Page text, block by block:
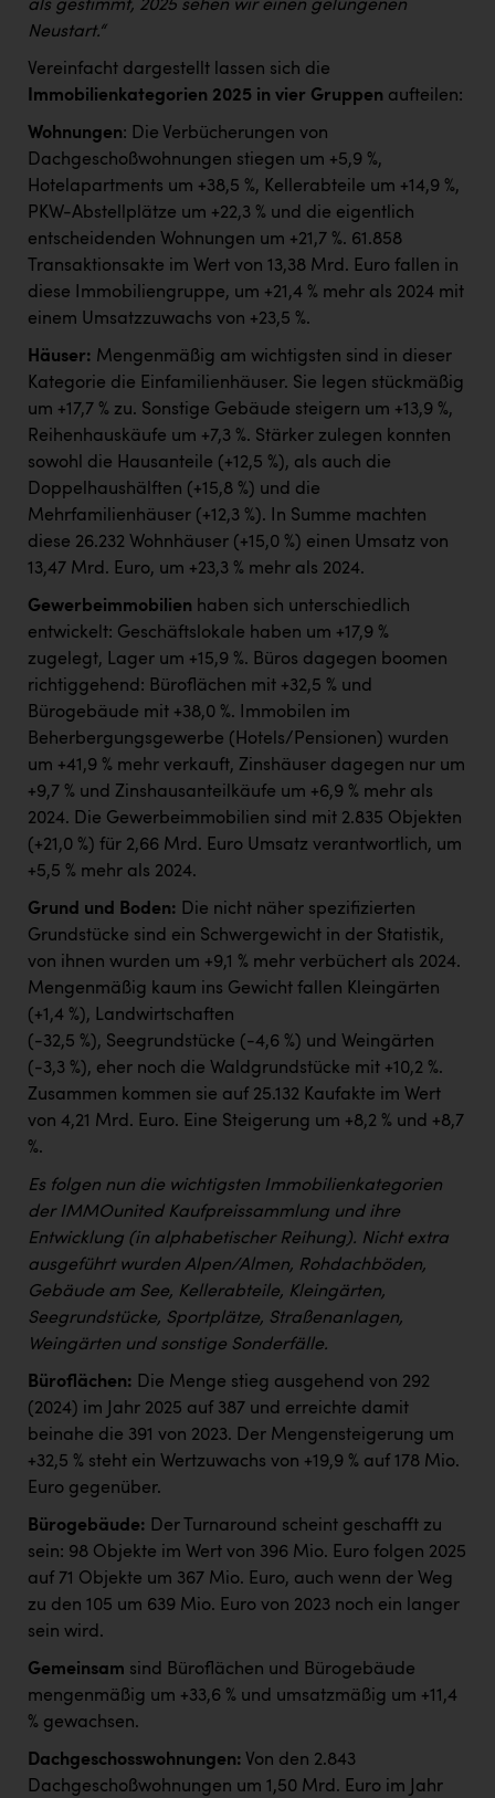
als gestimmt, 2025 sehen wir einen gelungenen
Neustart.“
Vereinfacht dargestellt lassen sich die
Immobilienkategorien 2025 in vier Gruppen aufteilen:
Wohnungen: Die Verbücherungen von
Dachgeschoßwohnungen stiegen um +5,9 %,
Hotelapartments um +38,5 %, Kellerabteile um +14,9 %,
PKW-Abstellplätze um +22,3 % und die eigentlich
entscheidenden Wohnungen um +21,7 %. 61.858
Transaktionsakte im Wert von 13,38 Mrd. Euro fallen in
diese Immobiliengruppe, um +21,4 % mehr als 2024 mit
einem Umsatzzuwachs von +23,5 %.
Häuser: Mengenmäßig am wichtigsten sind in dieser
Kategorie die Einfamilienhäuser. Sie legen stückmäßig
um +17,7 % zu. Sonstige Gebäude steigern um +13,9 %,
Reihenhauskäufe um +7,3 %. Stärker zulegen konnten
sowohl die Hausanteile (+12,5 %), als auch die
Doppelhaushälften (+15,8 %) und die
Mehrfamilienhäuser (+12,3 %). In Summe machten
diese 26.232 Wohnhäuser (+15,0 %) einen Umsatz von
13,47 Mrd. Euro, um +23,3 % mehr als 2024.
Gewerbeimmobilien haben sich unterschiedlich
entwickelt: Geschäftslokale haben um +17,9 %
zugelegt, Lager um +15,9 %. Büros dagegen boomen
richtiggehend: Büroflächen mit +32,5 % und
Bürogebäude mit +38,0 %. Immobilen im
Beherbergungsgewerbe (Hotels/Pensionen) wurden
um +41,9 % mehr verkauft, Zinshäuser dagegen nur um
+9,7 % und Zinshausanteilkäufe um +6,9 % mehr als
2024. Die Gewerbeimmobilien sind mit 2.835 Objekten
(+21,0 %) für 2,66 Mrd. Euro Umsatz verantwortlich, um
+5,5 % mehr als 2024.
Grund und Boden: Die nicht näher spezifizierten
Grundstücke sind ein Schwergewicht in der Statistik,
von ihnen wurden um +9,1 % mehr verbüchert als 2024.
Mengenmäßig kaum ins Gewicht fallen Kleingärten
(+1,4 %), Landwirtschaften
(-32,5 %), Seegrundstücke (-4,6 %) und Weingärten
(-3,3 %), eher noch die Waldgrundstücke mit +10,2 %.
Zusammen kommen sie auf 25.132 Kaufakte im Wert
von 4,21 Mrd. Euro. Eine Steigerung um +8,2 % und +8,7
%.
Es folgen nun die wichtigsten Immobilienkategorien
der IMMOunited Kaufpreissammlung und ihre
Entwicklung (in alphabetischer Reihung). Nicht extra
ausgeführt wurden Alpen/Almen, Rohdachböden,
Gebäude am See, Kellerabteile, Kleingärten,
Seegrundstücke, Sportplätze, Straßenanlagen,
Weingärten und sonstige Sonderfälle.
Büroflächen: Die Menge stieg ausgehend von 292
(2024) im Jahr 2025 auf 387 und erreichte damit
beinahe die 391 von 2023. Der Mengensteigerung um
+32,5 % steht ein Wertzuwachs von +19,9 % auf 178 Mio.
Euro gegenüber.
Bürogebäude: Der Turnaround scheint geschafft zu
sein: 98 Objekte im Wert von 396 Mio. Euro folgen 2025
auf 71 Objekte um 367 Mio. Euro, auch wenn der Weg
zu den 105 um 639 Mio. Euro von 2023 noch ein langer
sein wird.
Gemeinsam sind Büroflächen und Bürogebäude
mengenmäßig um +33,6 % und umsatzmäßig um +11,4
% gewachsen.
Dachgeschosswohnungen: Von den 2.843
Dachgeschoßwohnungen um 1,50 Mrd. Euro im Jahr